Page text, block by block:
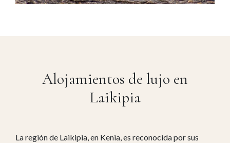
Alojamientos de lujo en
Laikipia
La región de Laikipia, en Kenia, es reconocida por sus